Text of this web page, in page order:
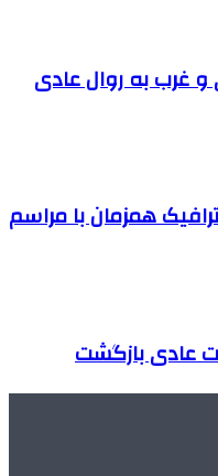
و غرب به روال عادی
ترافیک همزمان با مراسم
عادی بازگشت